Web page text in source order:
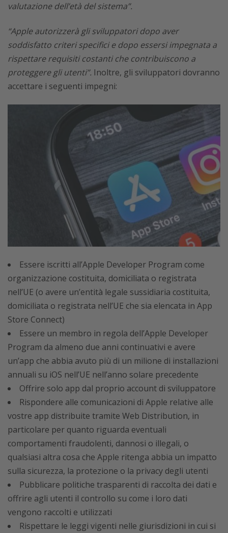
valutazione dell’età del sistema”.
“Apple autorizzerà gli sviluppatori dopo aver
soddisfatto criteri specifici e dopo essersi impegnata a
rispettare requisiti costanti che contribuiscono a
proteggere gli utenti”. Inoltre, gli sviluppatori dovranno
accettare i seguenti impegni:
Essere iscritti all’Apple Developer Program come
organizzazione costituita, domiciliata o registrata
nell’UE (o avere un’entità legale sussidiaria costituita,
domiciliata o registrata nell’UE che sia elencata in App
Store Connect)
Essere un membro in regola dell’Apple Developer
Program da almeno due anni continuativi e avere
un’app che abbia avuto più di un milione di installazioni
annuali su iOS nell’UE nell’anno solare precedente
Offrire solo app dal proprio account di sviluppatore
Rispondere alle comunicazioni di Apple relative alle
vostre app distribuite tramite Web Distribution, in
particolare per quanto riguarda eventuali
comportamenti fraudolenti, dannosi o illegali, o
qualsiasi altra cosa che Apple ritenga abbia un impatto
sulla sicurezza, la protezione o la privacy degli utenti
Pubblicare politiche trasparenti di raccolta dei dati e
offrire agli utenti il controllo su come i loro dati
vengono raccolti e utilizzati
Rispettare le leggi vigenti nelle giurisdizioni in cui si